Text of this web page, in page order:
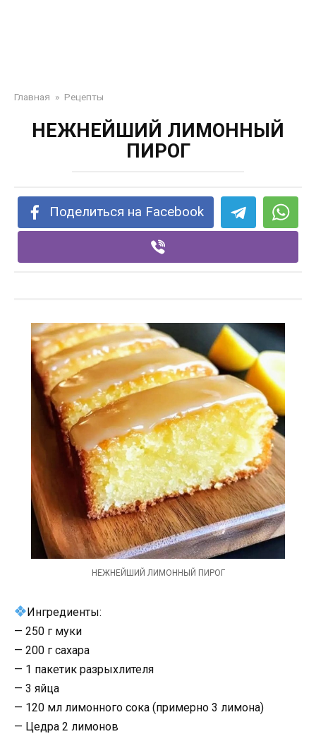
Главная » Рецепты
НЕЖНЕЙШИЙ ЛИМОННЫЙ
ПИРОГ
Поделиться на Facebook
НЕЖНЕЙШИЙ ЛИМОННЫЙ ПИРОГ
Ингредиенты:
— 250 г муки
— 200 г сахара
— 1 пакетик разрыхлителя
— 3 яйца
— 120 мл лимонного сока (примерно 3 лимона)
— Цедра 2 лимонов